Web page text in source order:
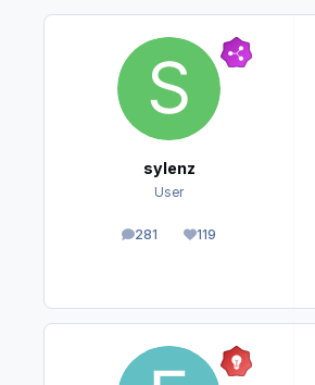
sylenz
User
281
Beiträge 119
Reputation